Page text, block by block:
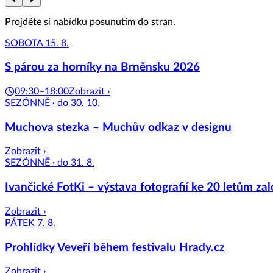
Projděte si nabídku posunutím do stran.
SOBOTA 15. 8.
S párou za horníky na Brněnsku 2026
09:30–18:00Zobrazit ›
SEZÓNNĚ · do 30. 10.
Muchova stezka – Muchův odkaz v designu
Zobrazit ›
SEZÓNNĚ · do 31. 8.
Ivančické FotKi – výstava fotografií ke 20 letům
Zobrazit ›
PÁTEK 7. 8.
Prohlídky Veveří během festivalu Hrady.cz